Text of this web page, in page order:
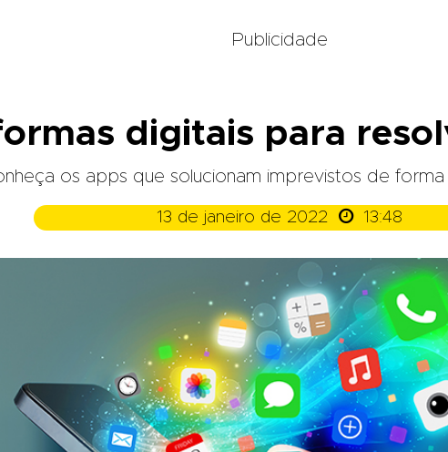
Publicidade
digitais para
os apps que solucionam imprevistos de
13 de janeiro de 2022  13:48